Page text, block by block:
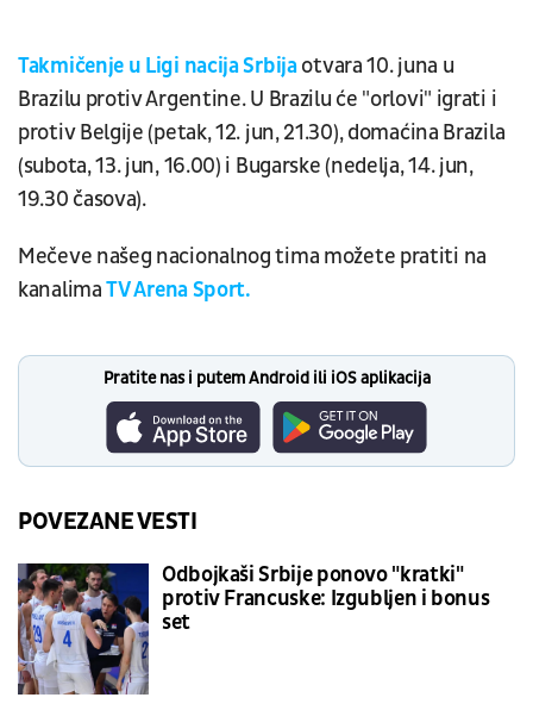
Takmičenje u Ligi nacija Srbijaotvara 10. juna u
Brazilu protiv Argentine. U Brazilu će "orlovi" igrati i
protiv Belgije (petak, 12. jun, 21.30), domaćina Brazila
(subota, 13. jun, 16.00) i Bugarske (nedelja, 14. jun,
19.30 časova).
Mečeve našeg nacionalnog tima možete pratiti na
kanalimaTV Arena Sport.
Pratite nas i putem Android ili iOS aplikacija
POVEZANE VESTI
Odbojkaši Srbije ponovo "kratki"
protiv Francuske: Izgubljen i bonus
set